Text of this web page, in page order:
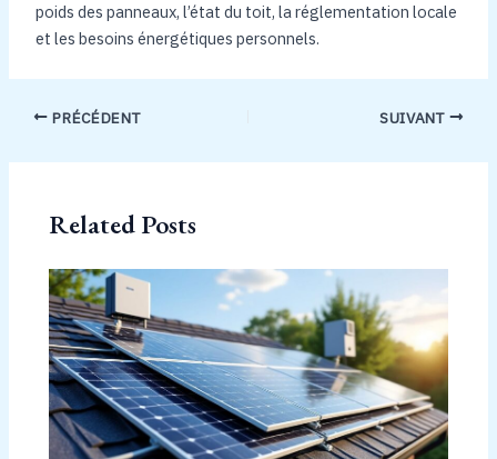
poids des panneaux, l’état du toit, la réglementation locale
et les besoins énergétiques personnels.
PRÉCÉDENT SUIVANT
Related Posts